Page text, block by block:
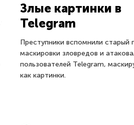
Злые картинки в
Telegram
Преступники вспомнили старый
маскировки зловредов и
пользователей Telegram,
как картинки.